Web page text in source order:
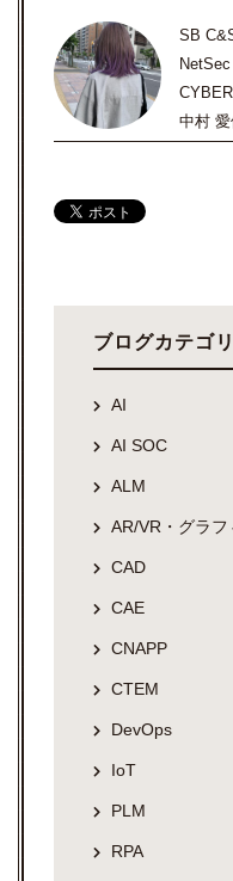
SB
中村
ブログカテゴリ
AI
AI SOC
ALM
AR/VR・グラフ
CAD
CAE
CNAPP
CTEM
DevOps
IoT
PLM
RPA